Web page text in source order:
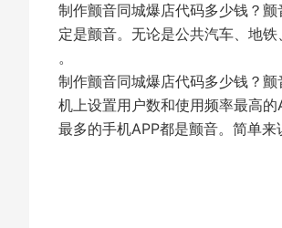
制作颤音同城爆店代码多少钱？
定是颤音。无论是公共汽车、地
。
制作颤音同城爆店代码多少钱？
机上设置用户数和使用频率最高
最多的手机APP都是颤音。简单